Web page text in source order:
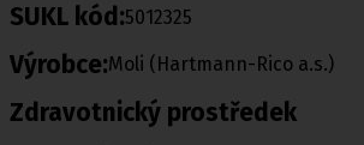
SUKL kód:5012325
Výrobce:Moli (Hartmann-Rico a.s.)
Zdravotnický prostředek